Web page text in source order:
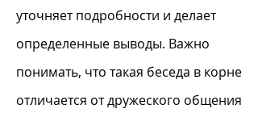
уточняет подробности и делает
определенные выводы. Важно
понимать, что такая беседа в корне
отличается от дружеского общения